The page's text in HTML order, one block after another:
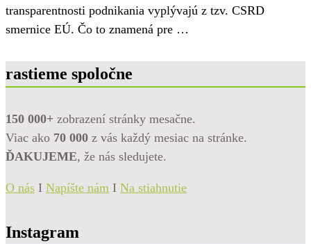
transparentnosti podnikania vyplývajú z tzv. CSRD
smernice EÚ. Čo to znamená pre …
rastieme spoločne
150 000+ zobrazení stránky mesačne.
Viac ako 70 000 z vás každý mesiac na stránke.
ĎAKUJEME, že nás sledujete.
O nás I Napíšte nám I Na stiahnutie
Instagram